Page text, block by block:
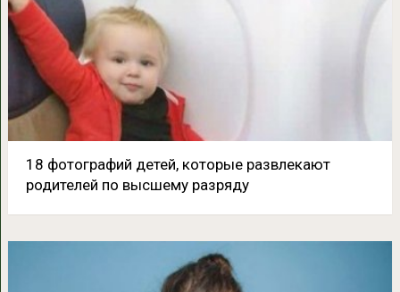
18 фотографий детей, которые развлекают
родителей по высшему разряду